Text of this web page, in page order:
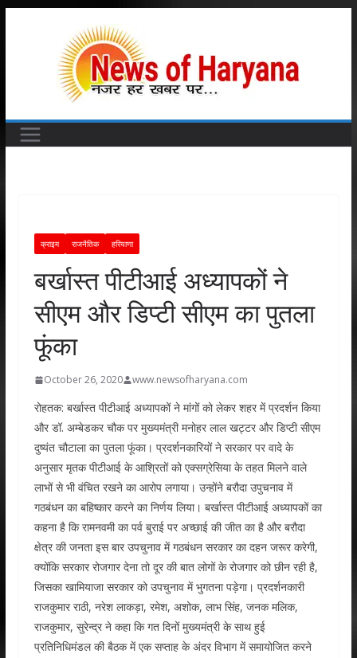
क्राइम राजनैतिक हरियाणा
बर्खास्त पीटीआई अध्यापकों ने
सीएम और डिप्टी सीएम का पुतला
फूंका
October 26, 2020 www.newsofharyana.com
रोहतक: बर्खास्त पीटीआई अध्यापकों ने मांगों को लेकर शहर में प्रदर्शन किया
और डॉ. अम्बेडकर चौक पर मुख्यमंत्री मनोहर लाल खट्टर और डिप्टी सीएम
दुष्यंत चौटाला का पुतला फूंका। प्रदर्शनकारियों ने सरकार पर वादे के
अनुसार मृतक पीटीआई के आश्रितों को एक्सग्रेसिया के तहत मिलने वाले
लाभों से भी वंचित रखने का आरोप लगाया। उन्होंने बरौदा उपुचनाव में
गठबंधन का बहिष्कार करने का निर्णय लिया। बर्खास्त पीटीआई अध्यापकों का
कहना है कि रामनवमी का पर्व बुराई पर अच्छाई की जीत का है और बरौदा
क्षेत्र की जनता इस बार उपचुनाव में गठबंधन सरकार का दहन जरूर करेगी,
क्योंकि सरकार रोजगार देना तो दूर की बात लोगों के रोजगार को छीन रही है,
जिसका खामियाजा सरकार को उपचुनाव में भुगतना पड़ेगा। प्रदर्शनकारी
राजकुमार राठी, नरेश लाकड़ा, रमेश, अशोक, लाभ सिंह, जनक मलिक,
राजकुमार, सुरेन्द्र ने कहा कि गत दिनों मुख्यमंत्री के साथ हुई
प्रतिनिधिमंडल की बैठक में एक सप्ताह के अंदर विभाग में समायोजित करने